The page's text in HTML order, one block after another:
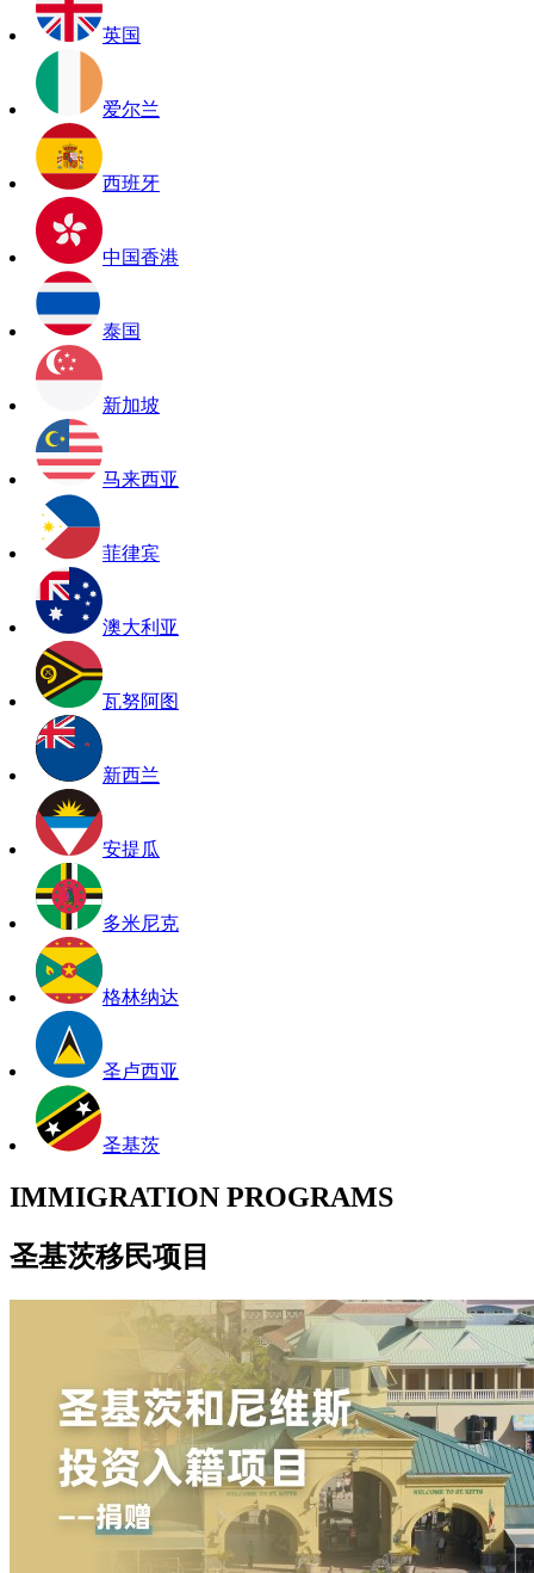
英国
爱尔兰
西班牙
中国香港
泰国
新加坡
马来西亚
菲律宾
澳大利亚
瓦努阿图
新西兰
安提瓜
多米尼克
格林纳达
圣卢西亚
圣基茨
IMMIGRATION PROGRAMS
圣基茨移民项目